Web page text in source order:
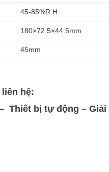
45-85%R.H.
180×72.5×44.5mm
45mm
liên hệ:
Thiết bị tự động – Giải